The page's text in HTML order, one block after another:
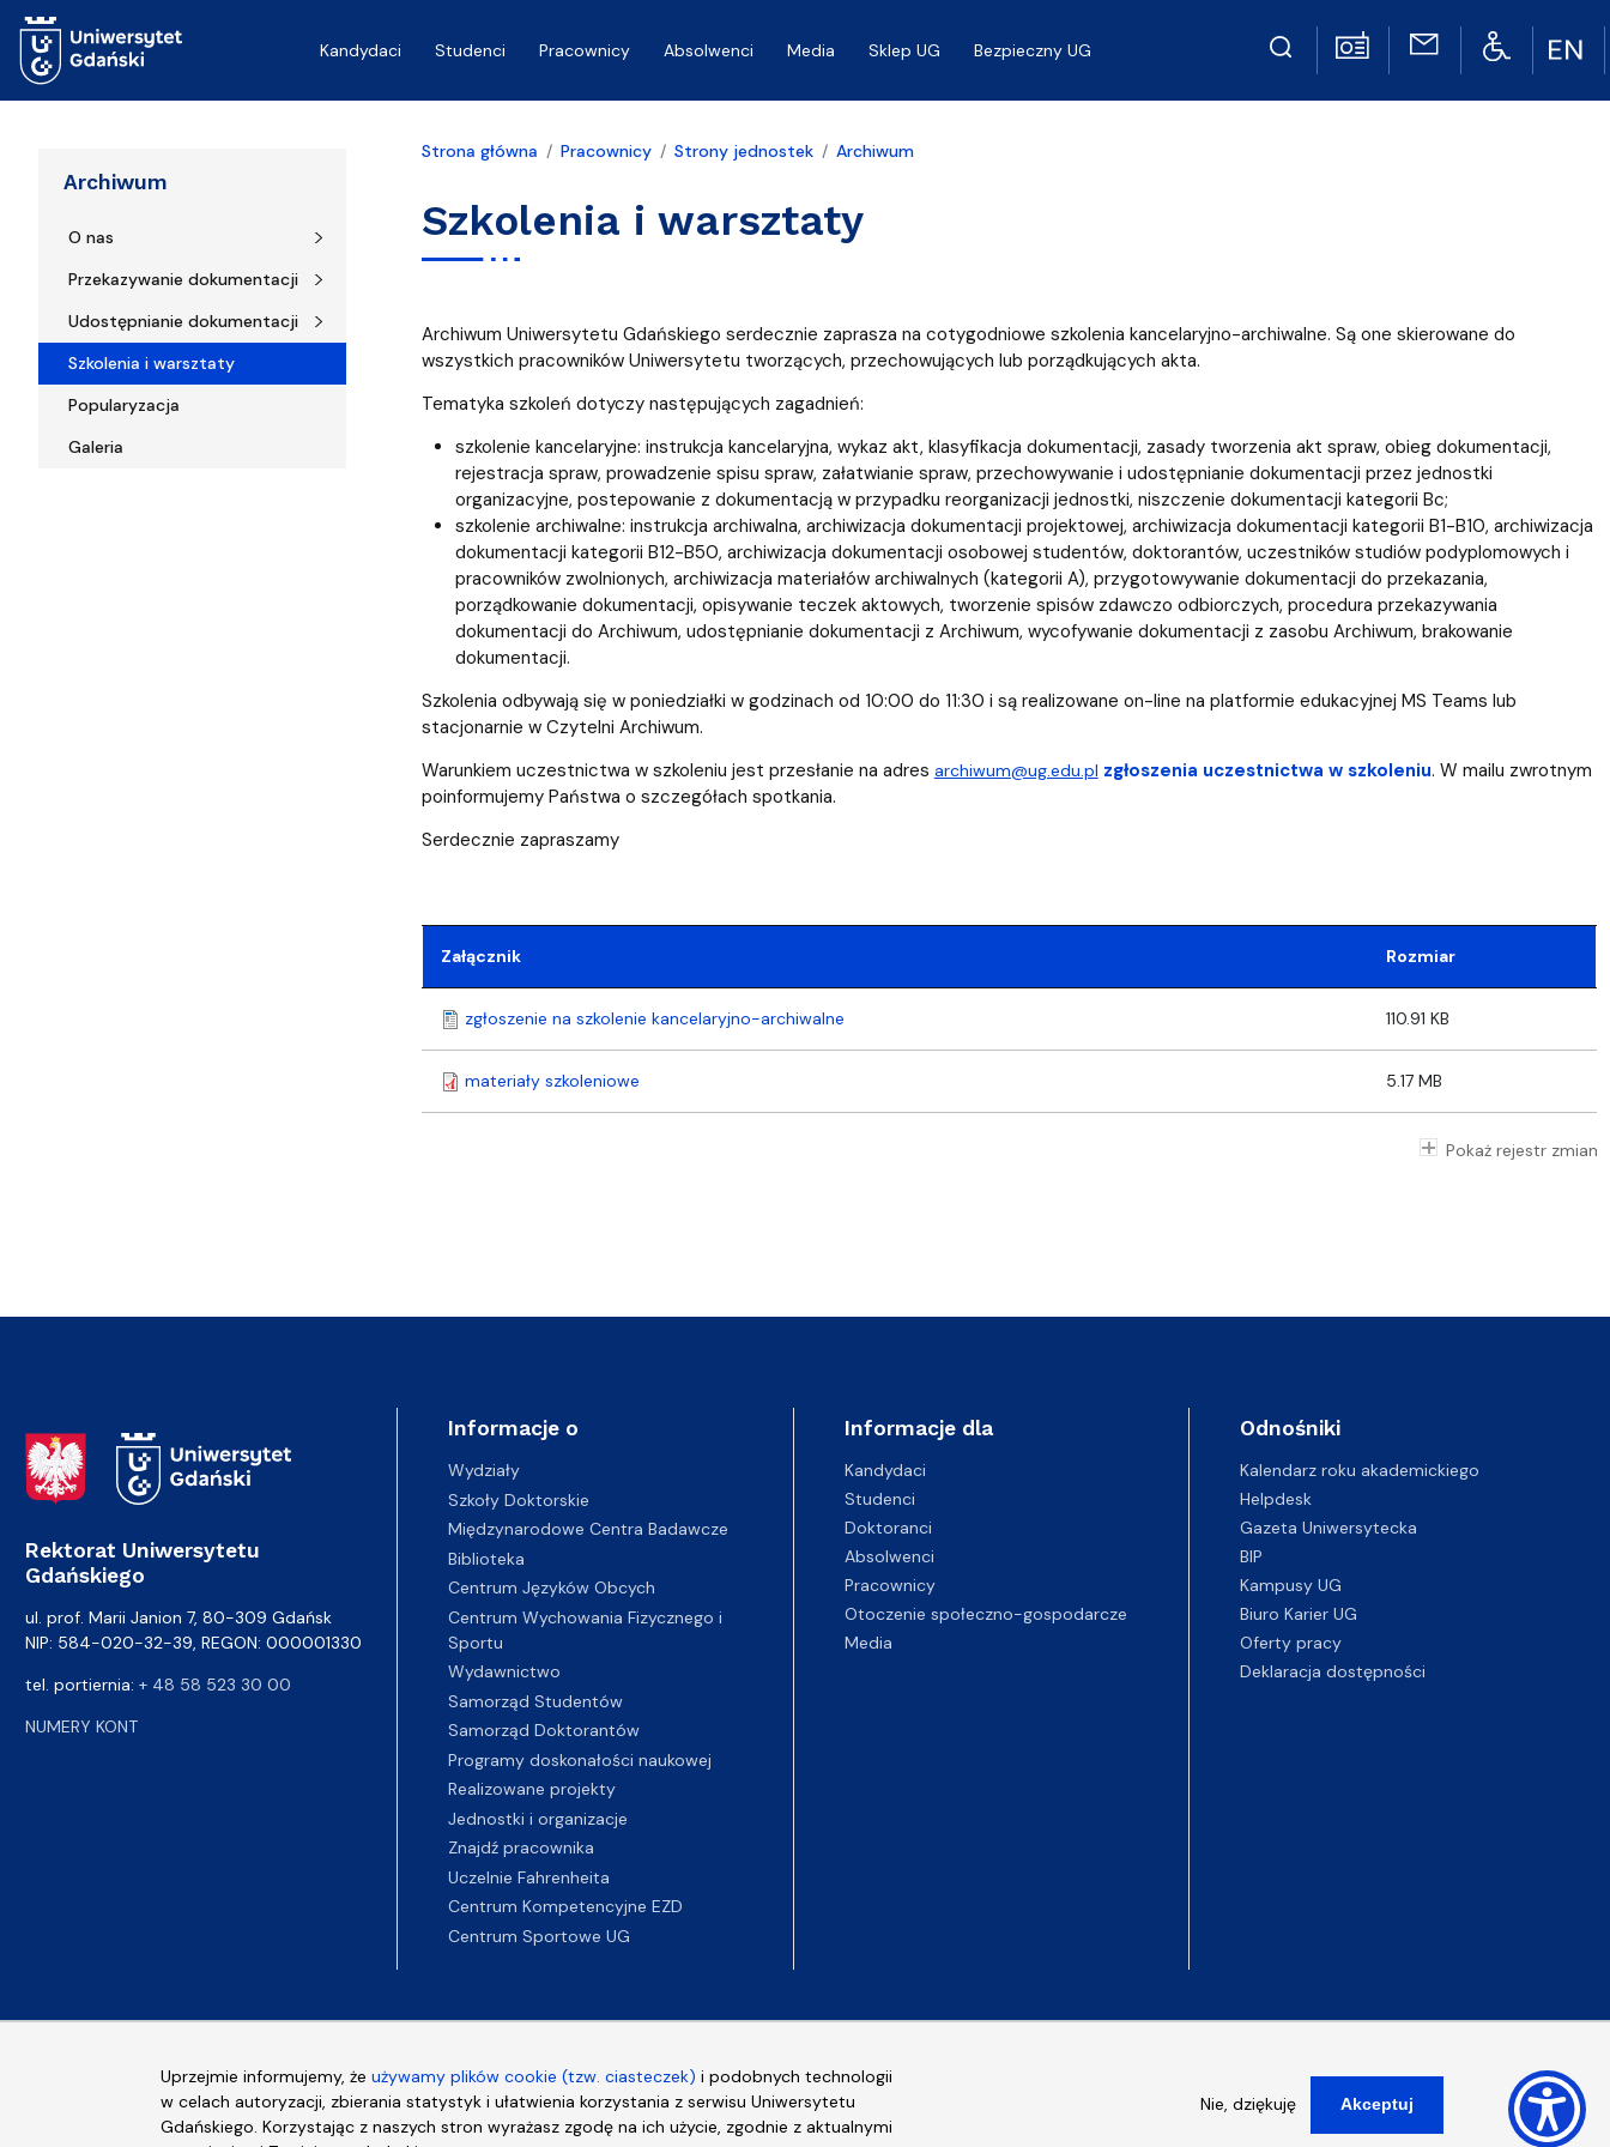
Uprzejmie informujemy, żeużywamy plików cookie (tzw. ciasteczek) i podobnych technologii
w celach autoryzacji, zbierania statystyk i ułatwienia korzystania z serwisu Uniwersytetu
Gdańskiego. Korzystając z naszych stron wyrażasz zgodę na ich użycie, zgodnie z aktualnymi
Nie, dziękuję Akceptuj
Kandydaci
Studenci Pracownicy Absolwenci Media Sklep UG Bezpieczny UG
Archiwum
O nas
Przekazywanie dokumentacji
Udostępnianie dokumentacji
Szkolenia i warsztaty
Popularyzacja
Galeria
Strona główna Pracownicy Strony jednostek Archiwum
Szkolenia i warsztaty
Archiwum Uniwersytetu Gdańskiego serdecznie zaprasza na cotygodniowe szkolenia kancelaryjno-archiwalne. Są one skierowane do
wszystkich pracowników Uniwersytetu tworzących, przechowujących lub porządkujących akta.
Tematyka szkoleń dotyczy następujących zagadnień:
szkolenie kancelaryjne: instrukcja kancelaryjna, wykaz akt, klasyfikacja dokumentacji, zasady tworzenia akt spraw, obieg dokumentacji,
rejestracja spraw, prowadzenie spisu spraw, załatwianie spraw, przechowywanie i udostępnianie dokumentacji przez jednostki
organizacyjne, postepowanie z dokumentacją w przypadku reorganizacji jednostki, niszczenie dokumentacji kategorii Bc;
szkolenie archiwalne: instrukcja archiwalna, archiwizacja dokumentacji projektowej, archiwizacja dokumentacji kategorii B1-B10, archiwizacja
dokumentacji kategorii B12-B50, archiwizacja dokumentacji osobowej studentów, doktorantów, uczestników studiów podyplomowych i
pracowników zwolnionych, archiwizacja materiałów archiwalnych (kategorii A), przygotowywanie dokumentacji do przekazania,
porządkowanie dokumentacji, opisywanie teczek aktowych, tworzenie spisów zdawczo odbiorczych, procedura przekazywania
dokumentacji do Archiwum, udostępnianie dokumentacji z Archiwum, wycofywanie dokumentacji z zasobu Archiwum, brakowanie
dokumentacji.
Szkolenia odbywają się w poniedziałki w godzinach od 10:00 do 11:30 i są realizowane on-line na platformie edukacyjnej MS Teams lub
stacjonarnie w Czytelni Archiwum.
Warunkiem uczestnictwa w szkoleniu jest przesłanie na adres archiwum@ug.edu.pl zgłoszenia uczestnictwa w szkoleniu. W mailu zwrotnym
poinformujemy Państwa o szczegółach spotkania.
Serdecznie zapraszamy
Załącznik Rozmiar
zgłoszenie na szkolenie kancelaryjno-archiwalne 110.91 KB
materiały szkoleniowe 5.17 MB
Pokaż rejestr zmian
Adres Rektoratu
Rektorat Uniwersytetu
Gdańskiego
ul. prof. Marii Janion 7, 80-309 Gdańsk
NIP: 584-020-32-39, REGON: 000001330
tel. portiernia: + 48 58 523 30 00
NUMERY KONT
Informacje o
Wydziały
Szkoły Doktorskie
Międzynarodowe Centra Badawcze
Biblioteka
Centrum Języków Obcych
Centrum Wychowania Fizycznego i
Sportu
Wydawnictwo
Samorząd Studentów
Samorząd Doktorantów
Programy doskonałości naukowej
Realizowane projekty
Jednostki i organizacje
Znajdź pracownika
Uczelnie Fahrenheita
Centrum Kompetencyjne EZD
Centrum Sportowe UG
Informacje dla
Kandydaci
Studenci
Doktoranci
Absolwenci
Pracownicy
Otoczenie społeczno-gospodarcze
Media
Odnośniki
Kalendarz roku akademickiego
Helpdesk
Gazeta Uniwersytecka
BIP
Kampusy UG
Biuro Karier UG
Oferty pracy
Deklaracja dostępności